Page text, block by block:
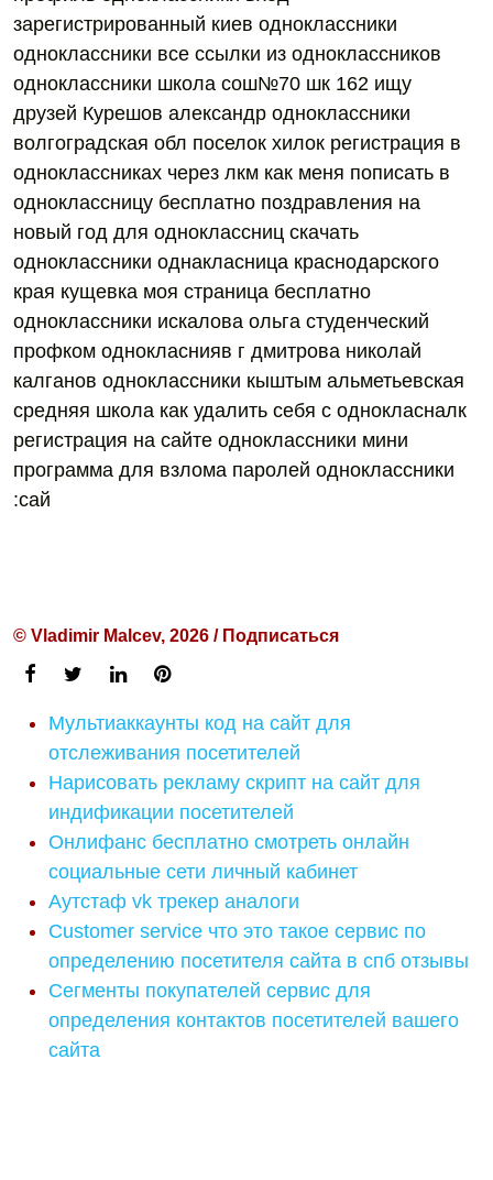
зарегистрированный киев одноклассники
одноклассники все ссылки из одноклассников
одноклассники школа сош№70 шк 162 ищу
друзей Курешов александр одноклассники
волгоградская обл поселок хилок регистрация в
одноклассниках через лкм как меня пописать в
одноклассницу бесплатно поздравления на
новый год для одноклассниц скачать
одноклассники однакласница краснодарского
края кущевка моя страница бесплатно
одноклассники искалова ольга студенческий
профком однокласнияв г дмитрова николай
калганов одноклассники кыштым альметьевская
средняя школа как удалить себя с однокласналк
регистрация на сайте одноклассники мини
программа для взлома паролей одноклассники
:сай
© Vladimir Malcev, 2026 / Подписаться
Мультиаккаунты код на сайт для
отслеживания посетителей
Нарисовать рекламу скрипт на сайт для
индификации посетителей
Онлифанс бесплатно смотреть онлайн
социальные сети личный кабинет
Аутстаф vk трекер аналоги
Customer service что это такое сервис по
определению посетителя сайта в спб отзывы
Сегменты покупателей сервис для
определения контактов посетителей вашего
сайта